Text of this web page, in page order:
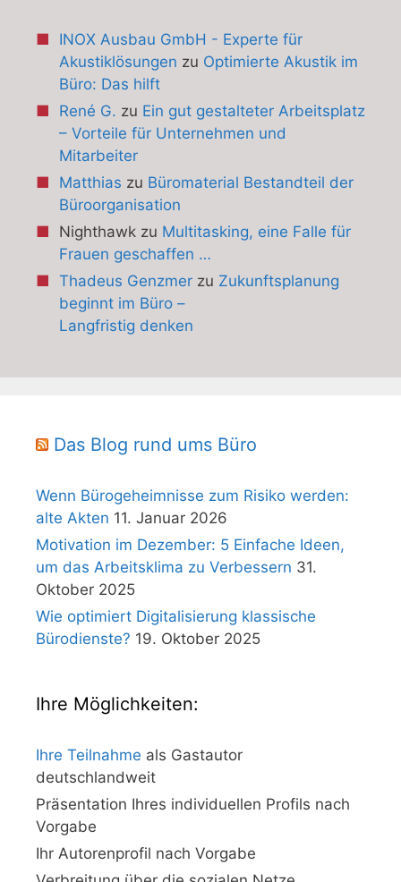
INOX Ausbau GmbH - Experte für
Akustiklösungen zu Optimierte Akustik im
Büro: Das hilft
René G. zu Ein gut gestalteter Arbeitsplatz
– Vorteile für Unternehmen und
Mitarbeiter
Matthias zu Büromaterial Bestandteil der
Büroorganisation
Nighthawkzu Multitasking, eine Falle für
Frauen geschaffen …
Thadeus Genzmerzu Zukunftsplanung
beginnt im Büro –
Langfristig denken
Das Blog rund ums Büro
Wenn Bürogeheimnisse zum Risiko werden:
alte Akten 11. Januar 2026
Motivation im Dezember: 5 Einfache Ideen,
um das Arbeitsklima zu Verbessern 31.
Oktober 2025
Wie optimiert Digitalisierung klassische
Bürodienste? 19. Oktober 2025
Ihre Möglichkeiten:
Ihre Teilnahme als Gastautor
deutschlandweit
Präsentation Ihres individuellen Profils nach
Vorgabe
Ihr Autorenprofil nach Vorgabe